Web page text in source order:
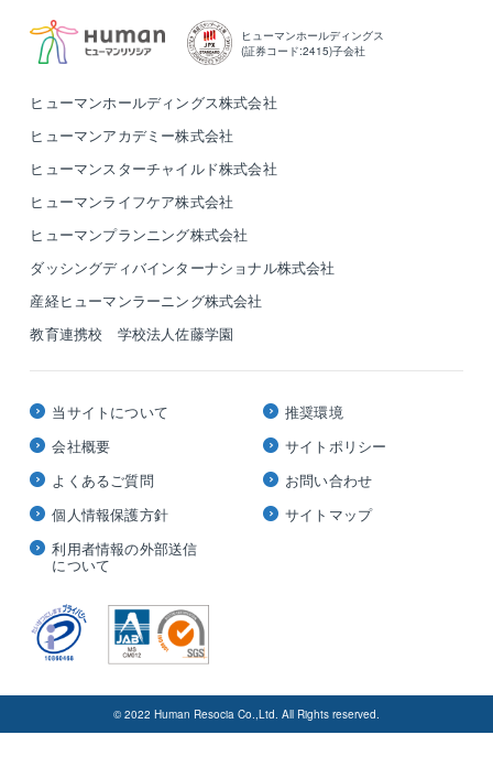
ヒューマンホールディングス
(証券コード:2415)子会社
ヒューマンホールディングス株式会社
ヒューマンアカデミー株式会社
ヒューマンスターチャイルド株式会社
ヒューマンライフケア株式会社
ヒューマンプランニング株式会社
ダッシングディバインターナショナル株式会社
産経ヒューマンラーニング株式会社
教育連携校 学校法人佐藤学園
当サイトについて
会社概要
よくあるご質問
個人情報保護方針
利用者情報の外部送信
について
推奨環境
サイトポリシー
お問い合わせ
サイトマップ
© 2022 Human Resocia Co.,Ltd. All Rights reserved.